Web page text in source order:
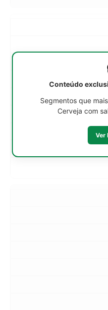
Conteúdo
Segmentos que
Cerveja com
Ver